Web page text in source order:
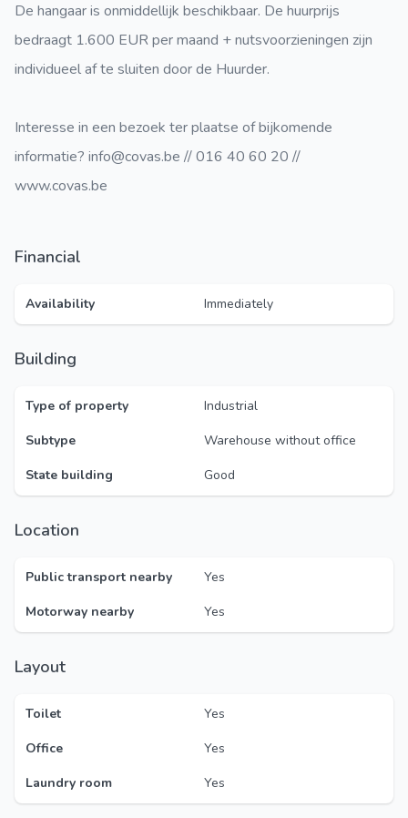
De hangaar is onmiddellijk beschikbaar. De huurprijs
bedraagt 1.600 EUR per maand + nutsvoorzieningen zijn
individueel af te sluiten door de Huurder.
Interesse in een bezoek ter plaatse of bijkomende
informatie? info@covas.be // 016 40 60 20 //
www.covas.be
Financial
Availability Immediately
Building
Type of property
Industrial
Subtype
Warehouse without office
State building
Good
Location
Public transport nearby
Yes
Motorway nearby
Yes
Layout
Toilet
Yes
Office
Yes
Laundry room
Yes